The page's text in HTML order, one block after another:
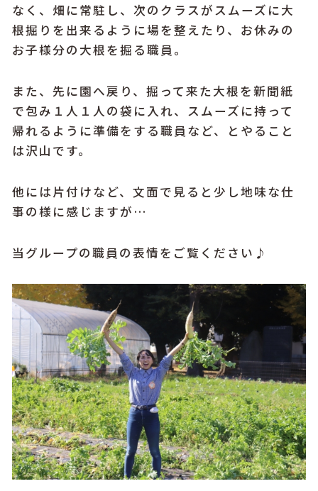
なく、畑に常駐し、次のクラスがスムーズに大
根掘りを出来るように場を整えたり、お休みの
お子様分の大根を掘る職員。
また、先に園へ戻り、掘って来た大根を新聞紙
で包み１人１人の袋に入れ、スムーズに持って
帰れるように準備をする職員など、とやること
は沢山です。
他には片付けなど、文面で見ると少し地味な仕
事の様に感じますが…
当グループの職員の表情をご覧ください♪